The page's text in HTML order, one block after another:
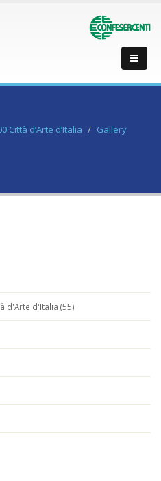
Città d’Arte d’Italia
Gallery
d'Arte d'Italia (55)